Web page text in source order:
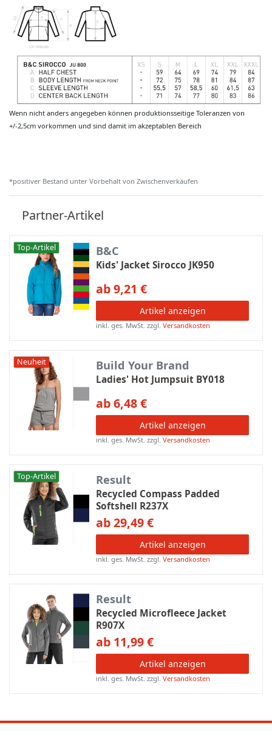
Wenn nicht anders angegeben können produktionsseitige Toleranzen von
+/-2,5cm vorkommen und sind damit im akzeptablen Bereich
*positiver Bestand unter Vorbehalt von Zwischenverkäufen
Partner-Artikel
Top-Artikel B&C
Kids' Jacket Sirocco JK950
ab 9,21 €
Artikel anzeigen
inkl. ges. MwSt. zzgl.Versandkosten
Neuheit Build Your Brand
Ladies' Hot Jumpsuit BY018
ab 6,48 €
Artikel anzeigen
inkl. ges. MwSt. zzgl.Versandkosten
Top-Artikel Result
Recycled Compass Padded
Softshell R237X
ab 29,49 €
Artikel anzeigen
inkl. ges. MwSt. zzgl.Versandkosten
Result
Recycled Microfleece Jacket
R907X
ab 11,99 €
Artikel anzeigen
inkl. ges. MwSt. zzgl.Versandkosten